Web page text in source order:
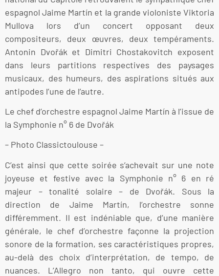
espagnol Jaime Martín et la grande violoniste Viktoria
Mullova lors d’un concert opposant deux
compositeurs, deux œuvres, deux tempéraments.
Antonin Dvořák et Dimitri Chostakovitch exposent
dans leurs partitions respectives des paysages
musicaux, des humeurs, des aspirations situés aux
antipodes l’une de l’autre.
Le chef d’orchestre espagnol Jaime Martín à l’issue de
la Symphonie n° 6 de Dvořák
– Photo Classictoulouse –
C’est ainsi que cette soirée s’achevait sur une note
joyeuse et festive avec la Symphonie n° 6 en ré
majeur – tonalité solaire – de Dvořák. Sous la
direction de Jaime Martín, l’orchestre sonne
différemment. Il est indéniable que, d’une manière
générale, le chef d’orchestre façonne la projection
sonore de la formation, ses caractéristiques propres,
au-delà des choix d’interprétation, de tempo, de
nuances. L’Allegro non tanto, qui ouvre cette